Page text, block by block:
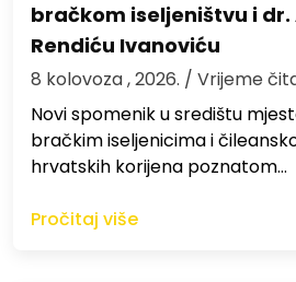
bračkom iseljeništvu i dr.
Rendiću Ivanoviću
8 kolovoza , 2026. / Vrijeme
Novi spomenik u središtu
bračkim iseljenicima i
hrvatskih korijena poznatom…
Pročitaj više